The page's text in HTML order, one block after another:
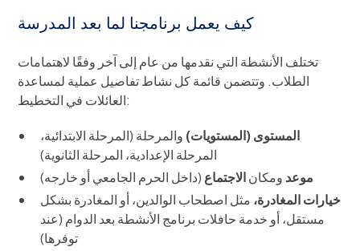
كيف يعمل برنامجنا لما بعد المدرسة
تختلف الأنشطة التي نقدمها من عام إلى آخر وفقًا لاهتمامات
الطلاب. وتتضمن قائمة كل نشاط تفاصيل عملية لمساعدة
العائلات في التخطيط:
المستوى (المستويات) والمرحلة (المرحلة الابتدائية،
المرحلة الإعدادية، المرحلة الثانوية)
موعد ومكانالاجتماع (داخل الحرم الجامعي أو خارجه)
خيارات المغادرة، مثل اصطحاب الوالدين، أو المغادرة بشكل
مستقل، أو خدمة حافلات برنامج الأنشطة بعد الدوام (عند
توفرها)